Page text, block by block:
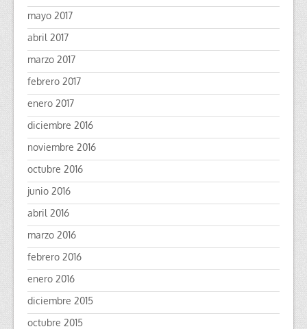
mayo 2017
abril 2017
marzo 2017
febrero 2017
enero 2017
diciembre 2016
noviembre 2016
octubre 2016
junio 2016
abril 2016
marzo 2016
febrero 2016
enero 2016
diciembre 2015
octubre 2015